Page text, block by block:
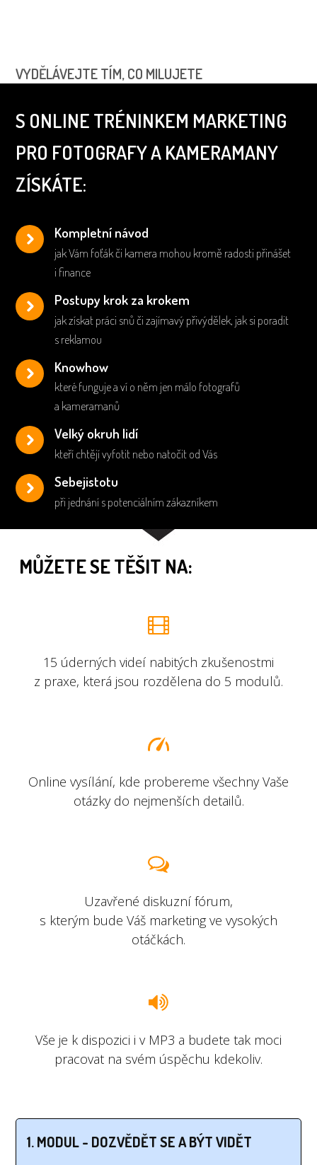
VYDĚLÁVEJTE TÍM, CO MILUJETE
S ONLINE TRÉNINKEM MARKETING
PRO FOTOGRAFY A KAMERAMANY
ZÍSKÁTE:
Kompletní návod
jak Vám foťák či kamera mohou kromě radosti přinášet
i finance
Postupy krok za krokem
jak získat práci snů či zajímavý přivýdělek, jak si poradit
s reklamou
Knowhow
které funguje a ví o něm jen málo fotografů
a kameramanů
Velký okruh lidí
kteří chtějí vyfotit nebo natočit od Vás
Sebejistotu
při jednání s potenciálním zákazníkem
MŮŽETE SE TĚŠIT NA:
15 úderných videí nabitých zkušenostmi
z praxe, která jsou rozdělena do 5 modulů.
Online vysílání, kde probereme všechny Vaše
otázky do nejmenších detailů.
Uzavřené diskuzní fórum,
s kterým bude Váš marketing ve vysokých
otáčkách.
Vše je k dispozici i v MP3 a budete tak moci
pracovat na svém úspěchu kdekoliv.
1. MODUL - DOZVĚDĚT SE A BÝT VIDĚT